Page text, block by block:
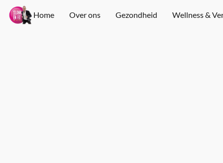
Home Over ons Gezondheid Wellness &